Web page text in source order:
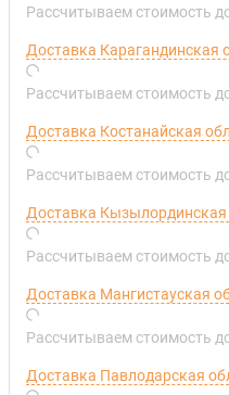
Рассчитываем стоимость
Доставка Карагандинская
Рассчитываем стоимость
Доставка Костанайская
Рассчитываем стоимость
Доставка Кызылординская
Рассчитываем стоимость
Доставка Мангистауская
Рассчитываем стоимость
Доставка Павлодарская